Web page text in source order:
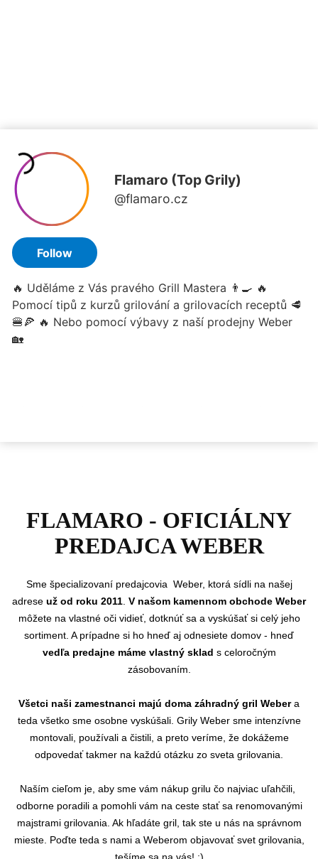
FLAMARO - OFICIÁLNY
PREDAJCA WEBER
Sme špecializovaní predajcovia Weber, ktorá sídli na našej
adrese už od roku 2011 V našom kamennom obchode Weber
môžete na vlastné oči vidieť, dotknúť sa a vyskúšať si celý jeho
sortiment. A prípadne si ho hneď aj odnesiete domov - hneď
vedľa predajne máme vlastný sklad s celoročným
zásobovaním.
Všetci naši zamestnanci majú doma záhradný gril Webera
teda všetko sme osobne vyskúšali. Grily Weber sme intenzívne
montovali, používali a čistili, a preto veríme, že dokážeme
odpovedať takmer na každú otázku zo sveta grilovania.
Naším cieľom je, aby sme vám nákup grilu čo najviac uľahčili,
odborne poradili a pomohli vám na ceste stať sa renomovanými
majstrami grilovania. Ak hľadáte gril, tak ste u nás na správnom
mieste. Poďte teda s nami a Weberom objavovať svet grilovania,